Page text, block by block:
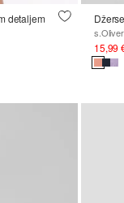
detaljem
s.Oliver
15,99